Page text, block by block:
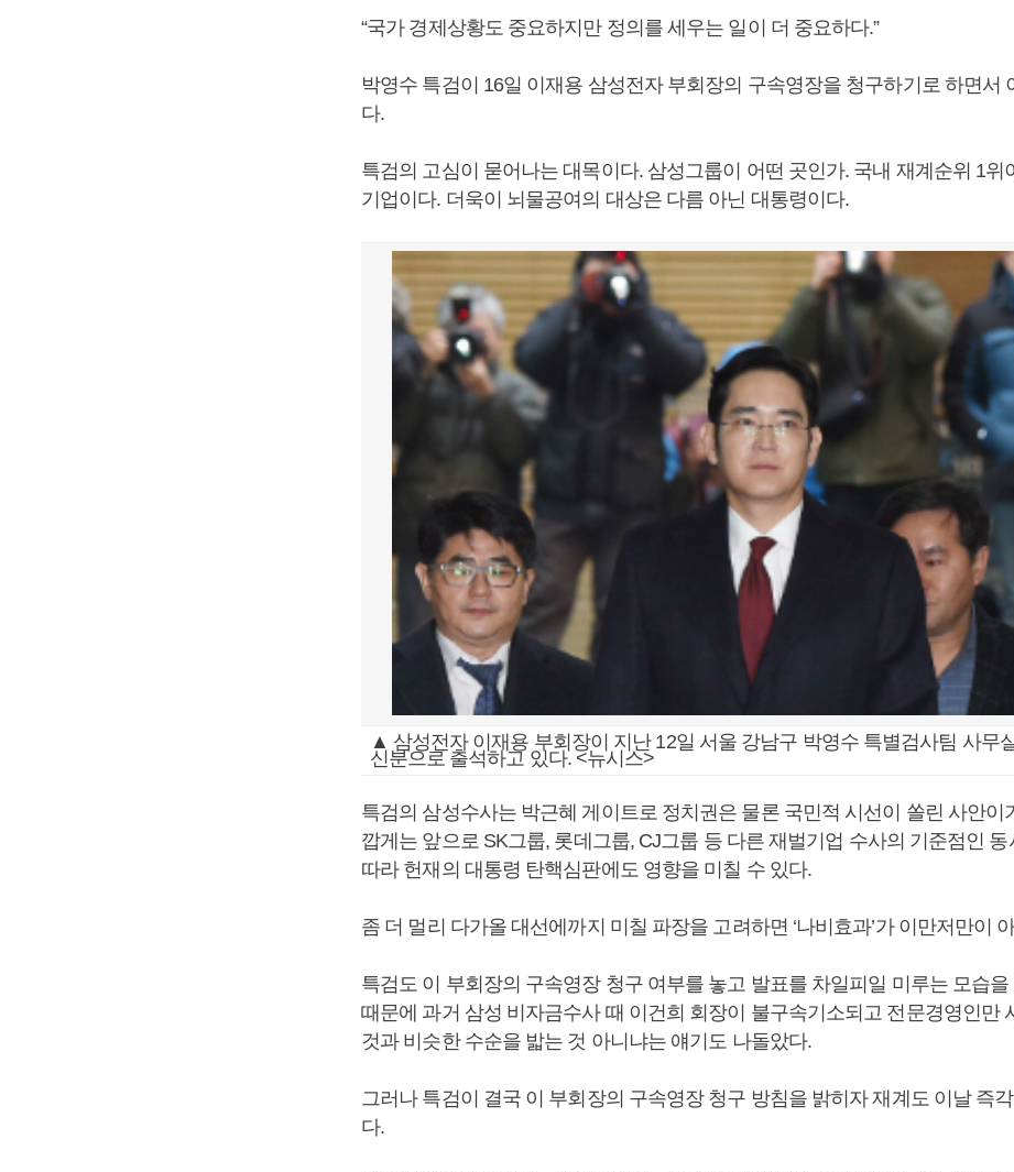
“국가 경제상황도 중요하지만 정의를 세우는 일이 더 중요하다.”
박영수 특검이 16일 이재용 삼성전자 부회장의 구속영장을 청구하기로 하면서
다.
특검의 고심이 묻어나는 대목이다. 삼성그룹이 어떤 곳인가. 국내 재계순위 1위
기업이다. 더욱이 뇌물공여의 대상은 다름 아닌 대통령이다.
▲ 삼성전자 이재용 부회장이 지난 12일 서울 강남구 박영수 특별검사팀 사무
신분으로 출석하고 있다. <뉴시스>
특검의 삼성수사는 박근혜 게이트로 정치권은 물론 국민적 시선이 쏠린 사안이
깝게는 앞으로 SK그룹, 롯데그룹, CJ그룹 등 다른 재벌기업 수사의 기준점인 동
따라 헌재의 대통령 탄핵심판에도 영향을 미칠 수 있다.
좀 더 멀리 다가올 대선에까지 미칠 파장을 고려하면 ‘나비효과’가 이만저만이
특검도 이 부회장의 구속영장 청구 여부를 놓고 발표를 차일피일 미루는 모습을
때문에 과거 삼성 비자금수사 때 이건희 회장이 불구속기소되고 전문경영인만
것과 비슷한 수순을 밟는 것 아니냐는 얘기도 나돌았다.
그러나 특검이 결국 이 부회장의 구속영장 청구 방침을 밝히자 재계도 이날 즉
다.